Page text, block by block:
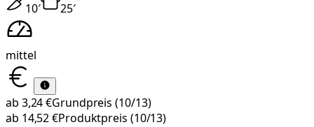
10′ 25′
mittel
ab 3,24 €Grundpreis (10/13)
ab 14,52 €Produktpreis (10/13)